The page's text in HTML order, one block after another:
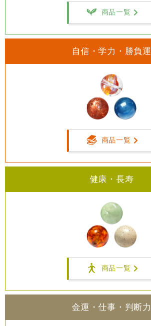
商品一覧
自信・学力・勝負運
商品一覧
健康・長寿
商品一覧
金運・仕事・判断力